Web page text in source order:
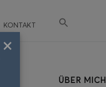
KONTAKT
ÜBER MICH
×